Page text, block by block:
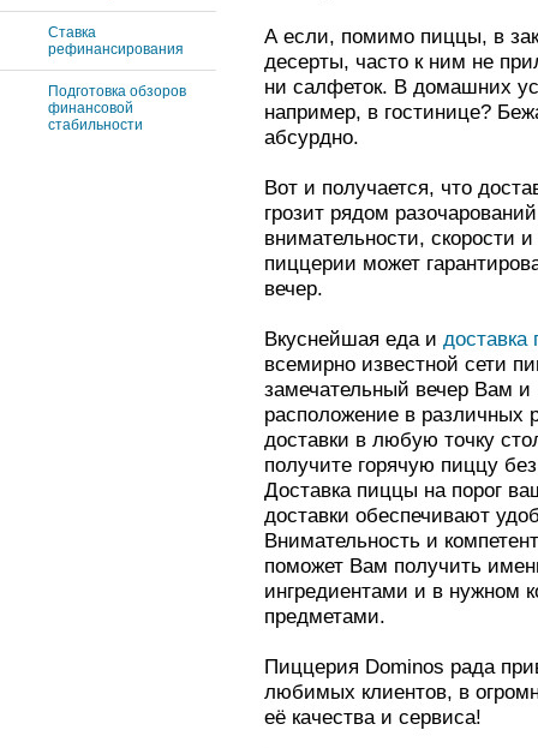
Ставка
рефинансирования
Подготовка обзоров
финансовой
стабильности
А если, помимо пиццы, в
десерты, часто к ним не
ни салфеток. В домашних
например, в гостинице?
абсурдно.
Вот и получается, что
грозит рядом
внимательности, скорости
пиццерии может
вечер.
Вкуснейшая еда и
всемирно известной сети
замечательный вечер Вам
расположение в различных
доставки в любую точку
получите горячую пиццу
Доставка пиццы на порог
доставки обеспечивают
Внимательность и
поможет Вам получить
ингредиентами и в нужном
предметами.
Пиццерия Dominos рада
любимых клиентов, в
её качества и сервиса!